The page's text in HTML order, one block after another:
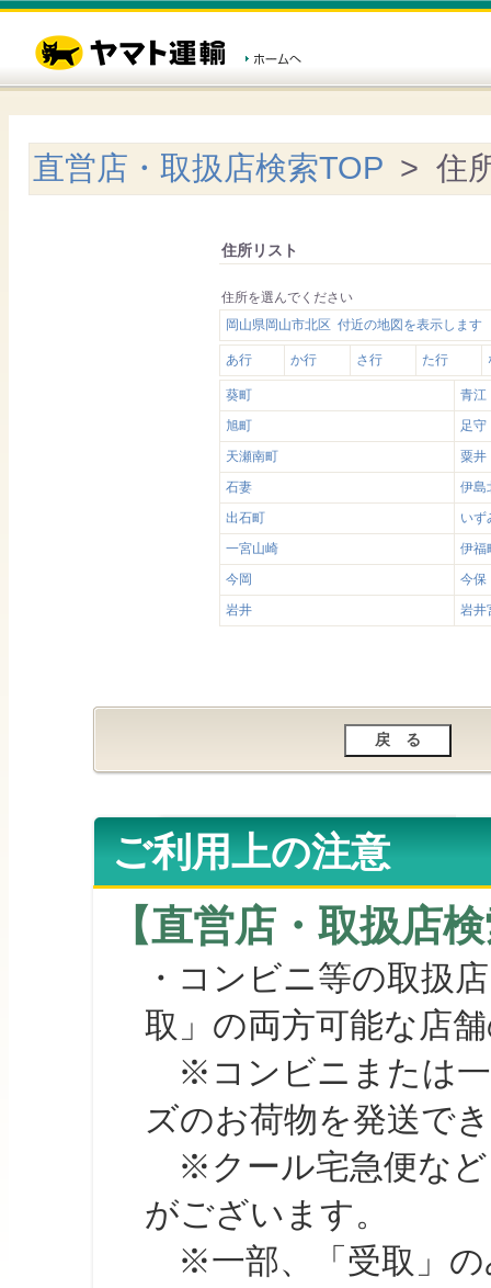
直営店・取扱店検索TOP > 住
住所リスト
住所を選んでください
岡山県岡山市北区 付近の地図を表示します
あ行 か行 さ行 た行
葵町
青江
旭町
足守
天瀬南町
粟井
石妻
伊島
出石町
いず
一宮山崎
伊福
今岡
今保
岩井
岩井
ご利用上の注意
【直営店・取扱店
・コンビニ等の取扱
取」の両方可能な店
※コンビニまたは一
ズのお荷物を発送で
※クール宅急便など
がございます。
※一部、「受取」の